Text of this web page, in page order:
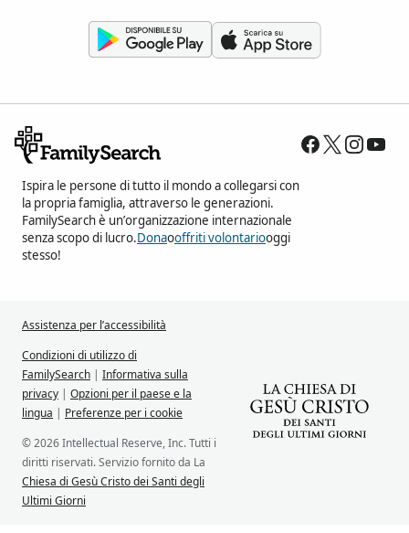
Ispira le persone di tutto il mondo a collegarsi con
la propria famiglia, attraverso le generazioni.
FamilySearch è un’organizzazione internazionale
senza scopo di lucro.Donaooffriti volontariooggi
stesso!
Assistenza per l’accessibilità
Condizioni di utilizzo di
FamilySearch | Informativa sulla
privacy | Opzioni per il paese e la
lingua | Preferenze per i cookie
© 2026 Intellectual Reserve, Inc. Tutti i
diritti riservati. Servizio fornito da La
Chiesa di Gesù Cristo dei Santi degli
Ultimi Giorni